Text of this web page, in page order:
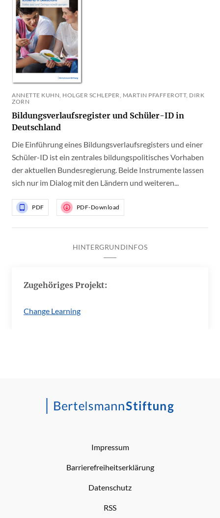
ANNETTE KUHN, HOLGER SCHLEPER, MARTIN PFAFFEROTT, DIRK
ZORN
Bildungsverlaufsregister und Schüler-ID in
Deutschland
Die Einführung eines Bildungsverlaufsregisters und einer
Schüler-ID ist ein zentrales bildungspolitisches Vorhaben
der aktuellen Bundesregierung. Beide Instrumente lassen
sich nur im Dialog mit den Ländern und weiteren...
PDF PDF-Download
HINTERGRUNDINFOS
Zugehöriges Projekt:
Change Learning
Impressum
Barrierefreiheitserklärung
Datenschutz
RSS